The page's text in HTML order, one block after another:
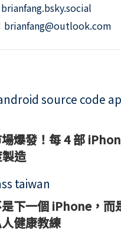
brianfang.bsky.social
brianfang@outlook.com
爆發！每 4 部
造
下一個 iPhone，而
健康教練